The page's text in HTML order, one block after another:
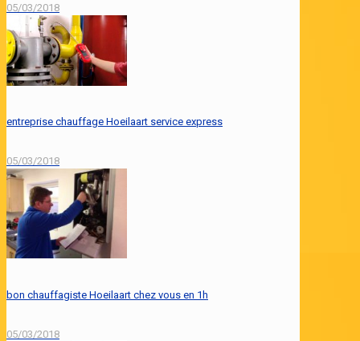
05/03/2018
entreprise chauffage Hoeilaart service express
05/03/2018
bon chauffagiste Hoeilaart chez vous en 1h
05/03/2018